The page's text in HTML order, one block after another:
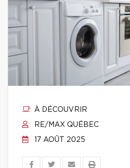
À DÉCOUVRIR
RE/MAX QUÉBEC
17 AOÛT 2025